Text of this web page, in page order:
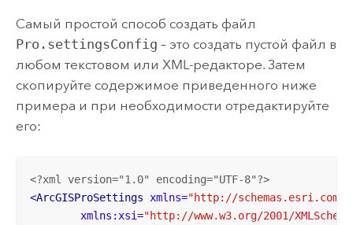
Самый простой способ создать файл
Pro.settingsConfig – это создать пустой файл в
любом текстовом или XML-редакторе. Затем
скопируйте содержимое приведенного ниже
примера и при необходимости отредактируйте
его:
<?xml version="1.0" encoding="UTF-8"?>
<ArcGISProSettings xmlns="http://schemas.esri.com/
xmlns:xsi="http://www.w3.org/2001/